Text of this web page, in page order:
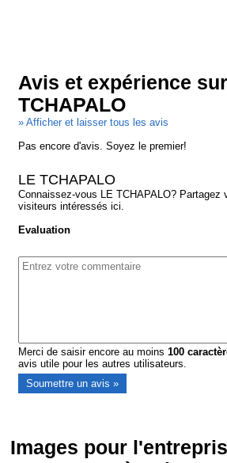
Avis et expérience
TCHAPALO
» Afficher et laisser tous les avis
Pas encore d'avis. Soyez le premier!
LE TCHAPALO
Connaissez-vous LE TCHAPALO? Partagez
visiteurs intéressés ici.
Evaluation
Merci de saisir encore au moins100
avis utile pour les autres utilisateurs.
Images pour